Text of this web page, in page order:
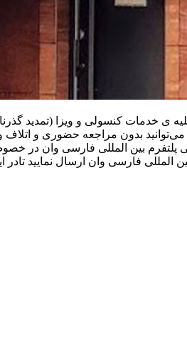
ی خدمات کنسولی و ویزا (تمدید
بدون مراجعه حضوری و
پلتفرم بین المللی فارسی وان
المللی فارسی وان ارسال نمایید